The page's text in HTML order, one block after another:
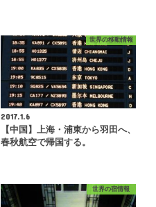
世界の移動情報
2017.1.6
【中国】上海・浦東から羽田へ、
春秋航空で帰国する。
世界の宿情報